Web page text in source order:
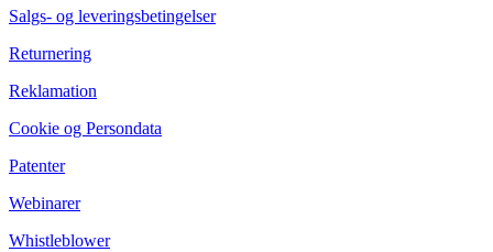
Salgs- og leveringsbetingelser
Returnering
Reklamation
Cookie og Persondata
Patenter
Webinarer
Whistleblower